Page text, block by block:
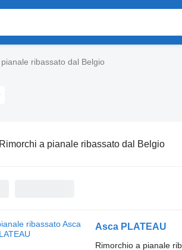
ribassato dal Belgio
Rimorchi a pianale ribassato dal Belgio
Asca PLATEAU
Rimorchio a pianale